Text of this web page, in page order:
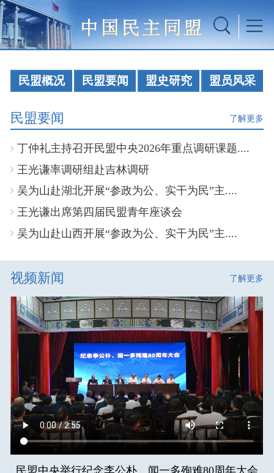
民盟概况 民盟要闻 盟史研究 盟员风采
民盟要闻 了解更多
丁仲礼主持召开民盟中央2026年重点调研课题....
王光谦率调研组赴吉林调研
吴为山赴湖北开展“参政为公、实干为民”主....
王光谦出席第四届民盟青年座谈会
吴为山赴山西开展“参政为公、实干为民”主....
视频新闻 了解更多